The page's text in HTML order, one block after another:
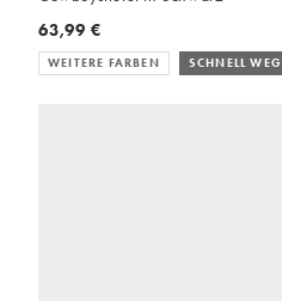
63,99 €
WEITERE FARBEN SCHNELL WEG